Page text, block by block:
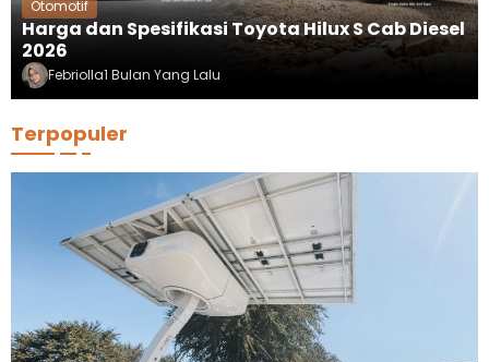
Otomotif
Harga dan Spesifikasi Toyota Hilux S Cab Diesel
2026
Febriolla1 Bulan Yang Lalu
Terpopuler